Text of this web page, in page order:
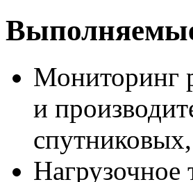
Мониторинг
и
Нагрузочное